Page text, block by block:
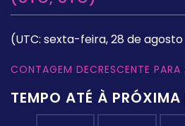
(UTC: sexta-feira, 28 de agosto
CONTAGEM DECRESCENTE PARA
TEMPO ATÉ À